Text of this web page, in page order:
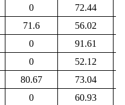
0
72.44
71.6
56.02
0
91.61
0
52.12
80.67
73.04
0
60.93